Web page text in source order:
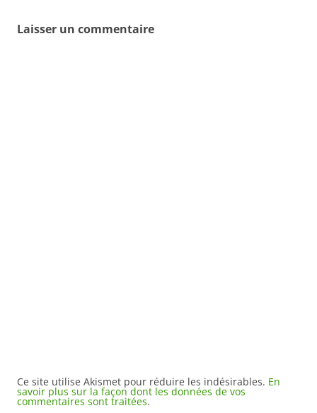
Laisser un commentaire
Ce site utilise Akismet pour réduire les indésirables. En
savoir plus sur la façon dont les données de vos
commentaires sont traitées.